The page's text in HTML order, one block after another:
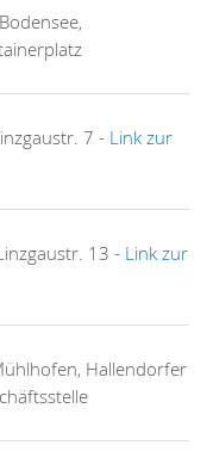
7 - Link zur
13 - Link zur
Hallendorfer